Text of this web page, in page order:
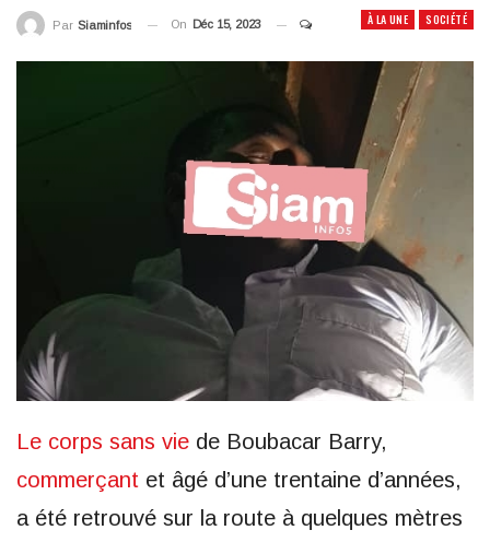
À LA UNE SOCIÉTÉ
Par Siaminfos On Déc 15, 2023
Le corps sans vie de Boubacar Barry,
commerçant et âgé d’une trentaine d’années,
a été retrouvé sur la route à quelques mètres